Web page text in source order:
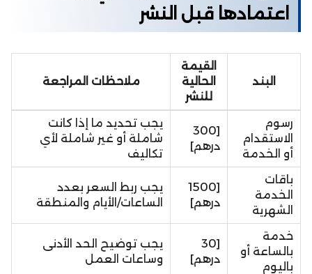
اعتمادها قبل النشر
البند
القيمة
الحالية
للنشر
ملاحظات المراجعة
رسوم
الاستقدام
أو الخدمة
[300
درهم]
يجب تحديد ما إذا كانت
شاملة أو غير شاملة لأي
تكاليف
باقات
الخدمة
الشهرية
[1500
درهم]
يجب ربط السعر بعدد
الساعات/الأيام والمنطقة
خدمة
بالساعة أو
باليوم
[30
درهم]
يجب توضيح الحد الأدنى
وساعات العمل